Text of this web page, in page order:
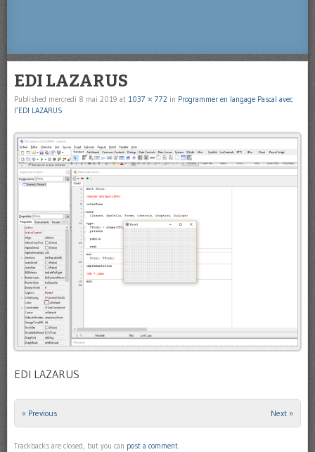
EDI LAZARUS
Published mercredi 8 mai 2019 at 1037 × 772 in Programmer en langage Pascal avec
l’EDI LAZARUS
EDI LAZARUS
« Previous Next »
Trackbacks are closed, but you can post a comment